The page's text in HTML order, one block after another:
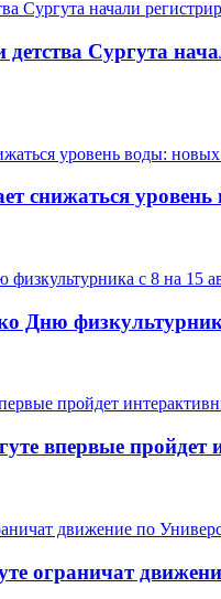
Сургута
снижаться
Дню
впервые пройдет
ограничат